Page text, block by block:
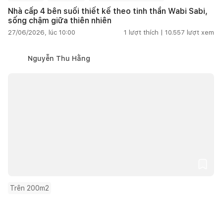
Nhà cấp 4 bên suối thiết kế theo tinh thần Wabi Sabi,
sống chậm giữa thiên nhiên
27/06/2026, lúc 10:00 1 lượt thích | 10.557 lượt xem
Nguyễn Thu Hằng
Trên 200m2